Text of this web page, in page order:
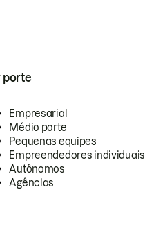
porte
Empresarial
Médio porte
Pequenas equipes
Empreendedores individuais
Autônomos
Agências